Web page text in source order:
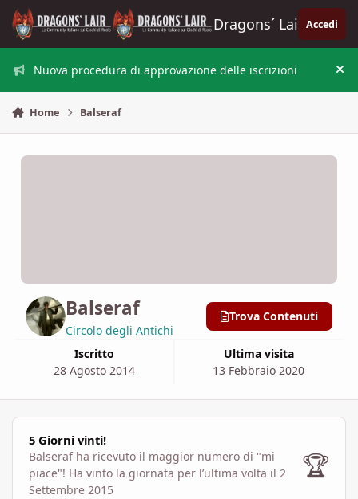
Vai al contenuto
Dragons´ Lair Accedi
Nuova procedura di approvazione delle iscrizioni
Home Balseraf
Balseraf
Circolo degli Antichi
Iscritto
28 Agosto 2014
Ultima visita
13 Febbraio 2020
Trova Contenuti
5 Giorni vinti!
5 Giorni vinti!
Balseraf ha ricevuto il maggior numero di "mi
piace"! Ha vinto la giornata per l’ultima volta il 2
Settembre 2015
🏆